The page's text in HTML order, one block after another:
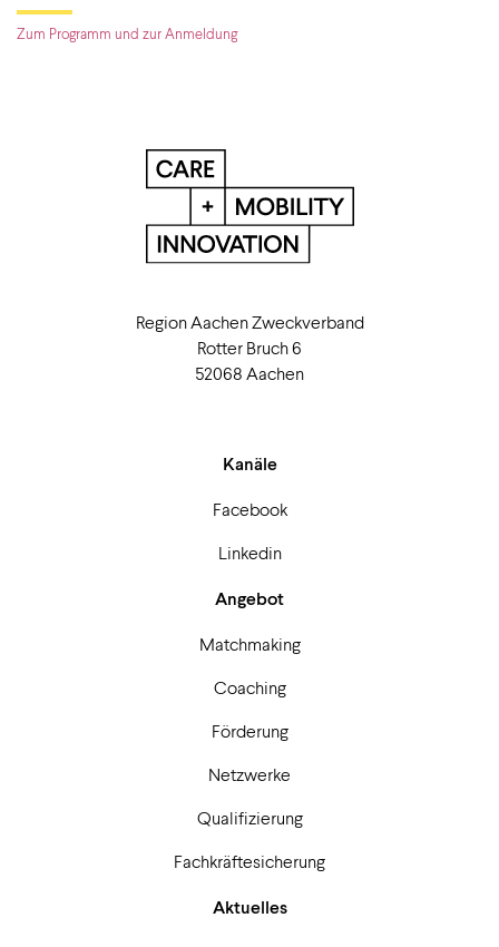
Zum Programm und zur Anmeldung
Region Aachen Zweckverband
Rotter Bruch 6
52068 Aachen
Kanäle
Facebook
Linkedin
Angebot
Matchmaking
Coaching
Förderung
Netzwerke
Qualifizierung
Fachkräftesicherung
Aktuelles